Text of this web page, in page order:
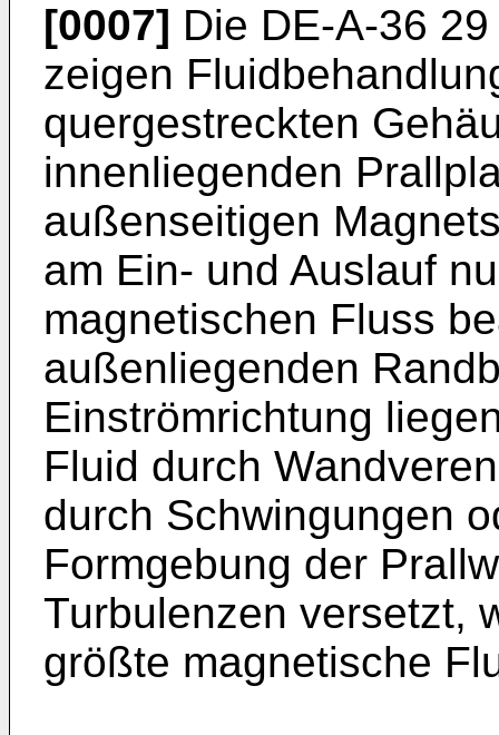
[0007] Die DE-A-36
zeigen
quergestreckten
innenliegenden
außenseitigen
am Ein- und Auslauf
magnetischen Fluss
außenliegenden
Einströmrichtung
Fluid durch
durch Schwingungen
Formgebung der
Turbulenzen versetzt,
größte magnetische